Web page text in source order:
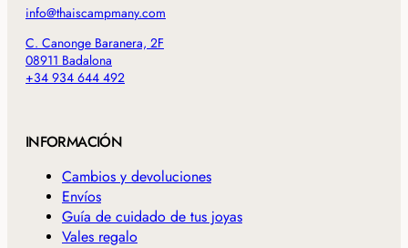
info@thaiscampmany.com
C. Canonge Baranera, 2F
08911 Badalona
+34 934 644 492
INFORMACIÓN
Cambios y devoluciones
Envíos
Guía de cuidado de tus joyas
Vales regalo